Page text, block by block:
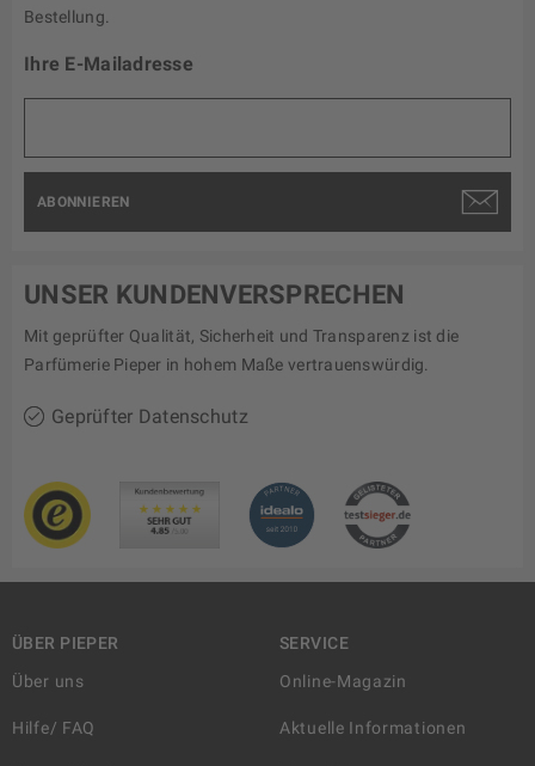
Bestellung.
Ihre E-Mailadresse
ABONNIEREN
UNSER KUNDENVERSPRECHEN
Mit geprüfter Qualität, Sicherheit und Transparenz ist die
Parfümerie Pieper in hohem Maße vertrauenswürdig.
Geprüfter Datenschutz
ÜBER PIEPER
Über uns
Hilfe/ FAQ
SERVICE
Online-Magazin
Aktuelle Informationen